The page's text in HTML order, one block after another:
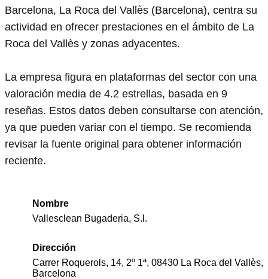
Barcelona, La Roca del Vallès (Barcelona), centra su
actividad en ofrecer prestaciones en el ámbito de La
Roca del Vallès y zonas adyacentes.
La empresa figura en plataformas del sector con una
valoración media de 4.2 estrellas, basada en 9
reseñas. Estos datos deben consultarse con atención,
ya que pueden variar con el tiempo. Se recomienda
revisar la fuente original para obtener información
reciente.
Nombre
Vallesclean Bugaderia, S.l.
Dirección
Carrer Roquerols, 14, 2º 1ª, 08430 La Roca del Vallès,
Barcelona